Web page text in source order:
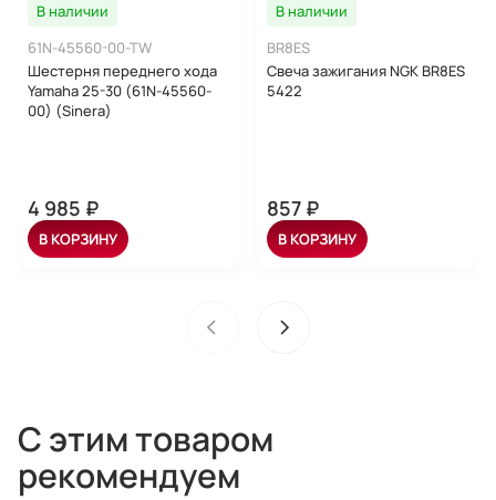
В наличии
61N-45560-00-TW
Шестерня переднего хода
Yamaha 25-30 (61N-45560-
00) (Sinera)
4 985 ₽
В КОРЗИНУ
В наличии
BR8ES
Свеча зажигания NGK BR8ES
5422
857 ₽
В КОРЗИНУ
С этим товаром
рекомендуем